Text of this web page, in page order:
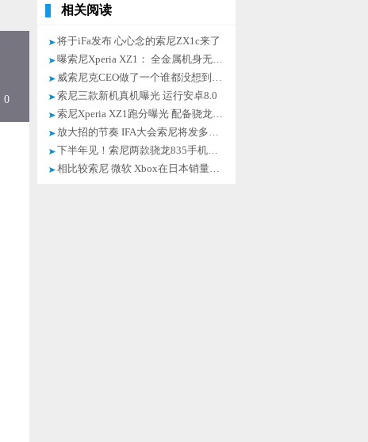
0
相关阅读
将于iFa发布 心心念的索尼ZX1c来了
曝索尼Xperia XZ1： 全金属机身无隔断
威索尼克CEO做了一个谁都没想到的决定
索尼三款新机真机曝光 运行安卓8.0
索尼Xperia XZ1跑分曝光 配备骁龙835
放大招的节奏 IFA大会索尼将发多款新
下半年见！索尼两款骁龙835手机现身
相比较索尼 微软 Xbox在日本销量惨淡